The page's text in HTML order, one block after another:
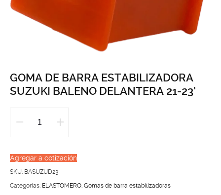
GOMA DE BARRA ESTABILIZADORA
SUZUKI BALENO DELANTERA 21-23’
GOMA
BARRA
ESTABILIZADORA
SUZUKI
Agregar a cotización
SKU: BASUZUD23
Categorías: ELASTOMERO Gomas de barra estabilizadoras